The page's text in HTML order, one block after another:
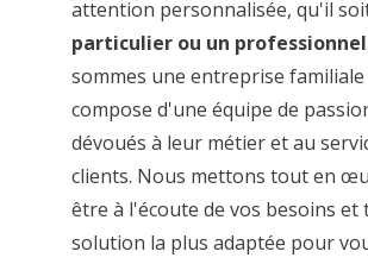
attention personnalisée, qu'il
particulier ou un professionnel
sommes une entreprise familiale
compose d'une équipe de
dévoués à leur métier et au
clients. Nous mettons tout en
être à l'écoute de vos besoins et
solution la plus adaptée pour